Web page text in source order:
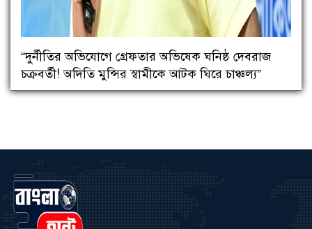
“দুর্নীতির অভিযোগে গ্রেফতার অভিষেক ঘনিষ্ঠ দেবরাজ
চক্রবর্তী! অদিতি মুন্সির স্বামীকে আটক ঘিরে চাঞ্চল্য”